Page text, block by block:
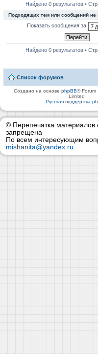
Найдено 0 результатов •
Подходящих тем или сообщений не
Показать сообщения за
Найдено 0 результатов •
Список форумов
Создано на основеphpBB® Forum
Limited
Русская поддержка
© Перепечатка материалов
запрещена
По всем интересующим
mishanita@yandex.ru